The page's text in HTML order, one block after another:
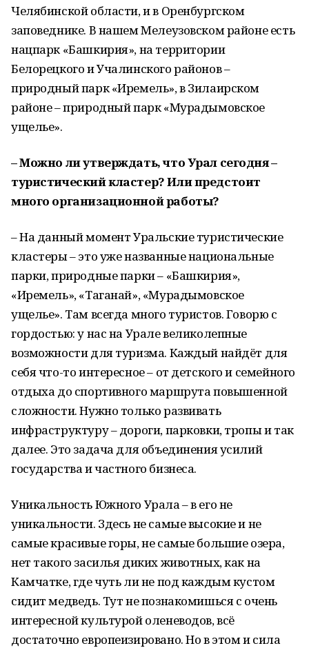
Челябинской области, и в Оренбургском
заповеднике. В нашем Мелеузовском районе есть
нацпарк «Башкирия», на территории
Белорецкого и Учалинского районов –
природный парк «Иремель», в Зилаирском
районе – природный парк «Мурадымовское
ущелье».
– Можно ли утверждать, что Урал сегодня –
туристический кластер? Или предстоит
много организационной работы?
– На данный момент Уральские туристические
кластеры – это уже названные национальные
парки, природные парки – «Башкирия»,
«Иремель», «Таганай», «Мурадымовское
ущелье». Там всегда много туристов. Говорю с
гордостью: у нас на Урале великолепные
возможности для туризма. Каждый найдёт для
себя что-то интересное – от детского и семейного
отдыха до спортивного маршрута повышенной
сложности. Нужно только развивать
инфраструктуру – дороги, парковки, тропы и так
далее. Это задача для объединения усилий
государства и частного бизнеса.
Уникальность Южного Урала – в его не
уникальности. Здесь не самые высокие и не
самые красивые горы, не самые большие озера,
нет такого засилья диких животных, как на
Камчатке, где чуть ли не под каждым кустом
сидит медведь. Тут не познакомишься с очень
интересной культурой оленеводов, всё
достаточно европеизировано. Но в этом и сила